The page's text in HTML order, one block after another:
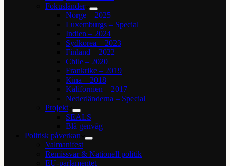
Fokusländer
Norge – 2025
Luxemburgs – Special
Indien – 2024
Sydkorea – 2023
Finland – 2022
Chile – 2020
Frankrike – 2019
Kina – 2018
Kalifornien – 2017
Nederländerna – Special
Projekt
SEALS
Blå genväg
Politisk påverkan
Valmanifest
Remissvar & Nationell politik
EU-parlamentet